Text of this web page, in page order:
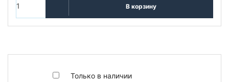
Только в наличии
В корзину